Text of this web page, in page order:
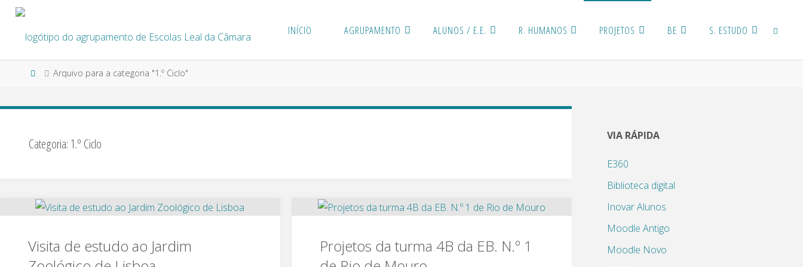
Skip
content
INÍCIO AGRUPAMENTO ALUNOS / E.E. R. HUMANOS PROJETOS BE S. ESTUDO
HomeArquivo para a categoria "1.º Ciclo"
Categoria: 1.º Ciclo
Visita de estudo ao Jardim
Projetos da turma 4B da EB. N.º 1
VIA RÁPIDA
E360
Biblioteca digital
Inovar Alunos
Moodle Antigo
Moodle Novo